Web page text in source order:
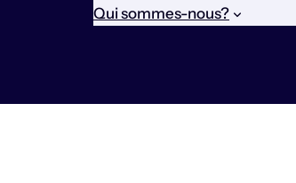
Qui sommes-nous?